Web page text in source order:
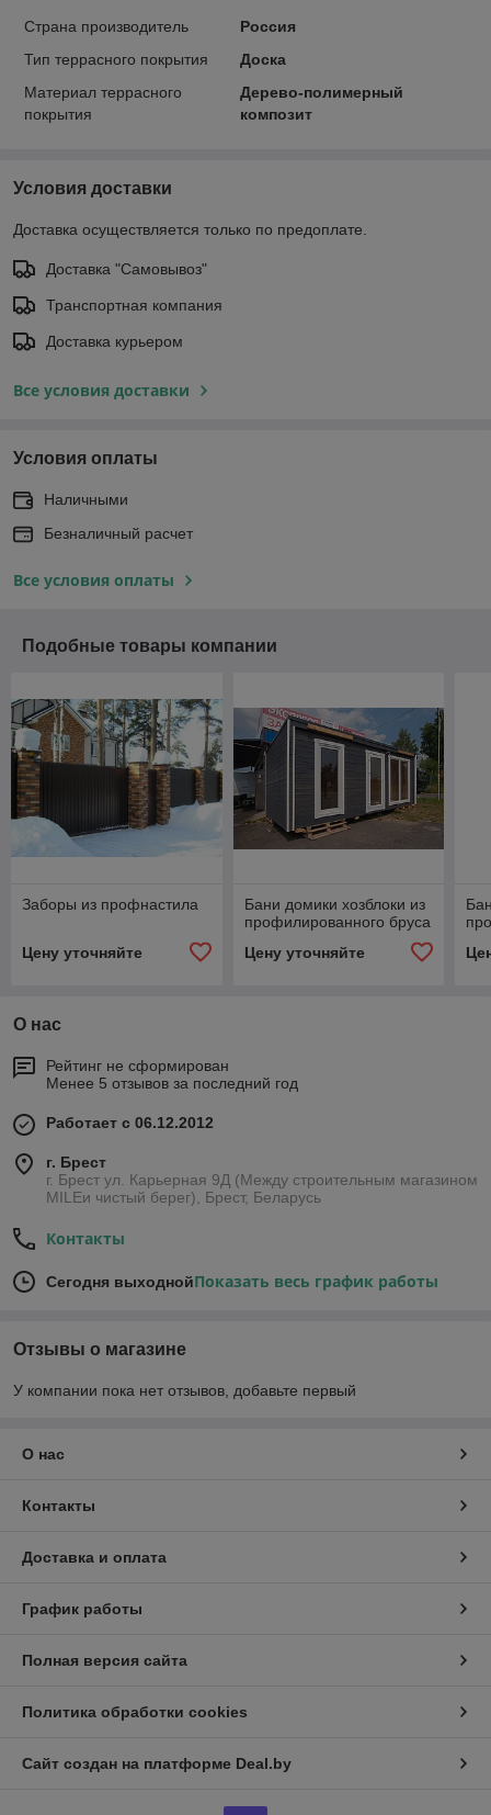
Страна производитель
Россия
Тип террасного покрытия
Доска
Материал террасного
покрытия
Дерево-полимерный
композит
Условия доставки
Доставка осуществляется только по предоплате.
Доставка "Самовывоз"
Транспортная компания
Доставка курьером
Все условия доставки
Условия оплаты
Наличными
Безналичный расчет
Все условия оплаты
Подобные товары компании
Заборы из профнастила
Цену уточняйте
Бани домики хозблоки из
профилированного бруса
Цену уточняйте
О нас
Рейтинг не сформирован
Менее 5 отзывов за последний год
Работает с 06.12.2012
г. Брест
г. Брест ул. Карьерная 9Д (Между строительным магазином
MILEи чистый берег), Брест, Беларусь
Контакты
Сегодня выходнойПоказать весь график работы
Отзывы о магазине
У компании пока нет отзывов, добавьте первый
О нас
Контакты
Доставка и оплата
График работы
Полная версия сайта
Политика обработки cookies
Сайт создан на платформе Deal.by